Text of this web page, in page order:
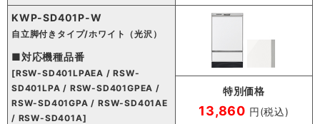
KWP-SD401P-W
自立脚付きタイプ/ホワイト（光沢）
■対応機種品番
[RSW-SD401LPAEA / RSW-
SD401LPA / RSW-SD401GPEA /
RSW-SD401GPA / RSW-SD401AE
/ RSW-SD401A]
特別価格
13,860 円(税込)